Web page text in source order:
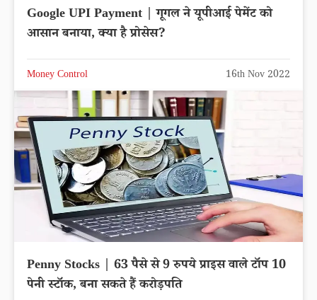
Google UPI Payment | गूगल ने यूपीआई पेमेंट को
आसान बनाया, क्या है प्रोसेस?
Money Control 16th Nov 2022
Penny Stocks | 63 पैसे से 9 रुपये प्राइस वाले टॉप 10
पेनी स्टॉक, बना सकते हैं करोड़पति